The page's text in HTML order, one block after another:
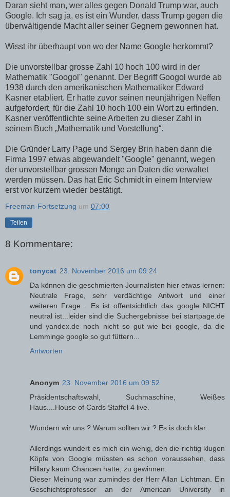
Daran sieht man, wer alles gegen Donald Trump war, auch
Google. Ich sag ja, es ist ein Wunder, dass Trump gegen die
überwältigende Macht aller seiner Gegnern gewonnen hat.
Wisst ihr überhaupt von wo der Name Google herkommt?
Die unvorstellbar grosse Zahl 10 hoch 100 wird in der
Mathematik "Googol" genannt. Der Begriff Googol wurde ab
1938 durch den amerikanischen Mathematiker Edward
Kasner etabliert. Er hatte zuvor seinen neunjährigen Neffen
aufgefordert, für die Zahl 10 hoch 100 ein Wort zu erfinden.
Kasner veröffentlichte seine Arbeiten zu dieser Zahl in
seinem Buch „Mathematik und Vorstellung“.
Die Gründer Larry Page und Sergey Brin haben dann die
Firma 1997 etwas abgewandelt "Google" genannt, wegen
der unvorstellbar grossen Menge an Daten die verwaltet
werden müssen. Das hat Eric Schmidt in einem Interview
erst vor kurzem wieder bestätigt.
Freeman-Fortsetzung um 07:00
Teilen
8 Kommentare:
tonycat 23. November 2016 um 09:24
Da können die geschmierten Journalisten hier etwas lernen:
Neutrale Frage, sehr verdächtige Antwort und einer
weiteren Frage... Es ist offentsichtlich das google NICHT
neutral ist...leider sind die Suchergebnisse bei startpage.de
und yandex.de noch nicht so gut wie bei google, da die
Lemminge google so gut füttern...
Antworten
Anonym 23. November 2016 um 09:52
Präsidentschaftswahl, Suchmaschine, Weißes
Haus....House of Cards Staffel 4 live.
Wundern wir uns ? Warum sollten wir ? Es is doch klar.
Allerdings wundert es mich ein wenig, den die richtig klugen
Köpfe von Google müssten es schon voraussehen, dass
Hillary kaum Chancen hatte, zu gewinnen.
Dieser Meinung war zumindes der Herr Allan Lichtman. Ein
Geschichtsprofessor an der American University in